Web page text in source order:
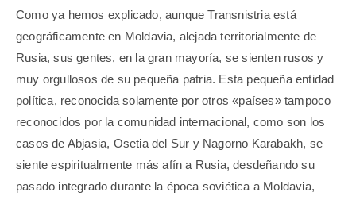
Como ya hemos explicado, aunque Transnistria está
geográficamente en Moldavia, alejada territorialmente de
Rusia, sus gentes, en la gran mayoría, se sienten rusos y
muy orgullosos de su pequeña patria. Esta pequeña entidad
política, reconocida solamente por otros «países» tampoco
reconocidos por la comunidad internacional, como son los
casos de Abjasia, Osetia del Sur y Nagorno Karabakh, se
siente espiritualmente más afín a Rusia, desdeñando su
pasado integrado durante la época soviética a Moldavia,